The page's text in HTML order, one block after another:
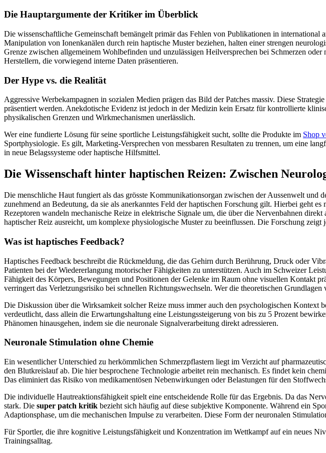
Die Hauptargumente der Kritiker im Überblick
Die wissenschaftliche Gemeinschaft bemängelt primär das Fehlen von Publikationen in
Manipulation von Ionenkanälen durch rein haptische Muster beziehen, halten einer strengen
Grenze zwischen allgemeinem Wohlbefinden und unzulässigen Heilversprechen bei Schmerzen
Herstellern, die vorwiegend interne Daten präsentieren.
Der Hype vs. die Realität
Aggressive Werbekampagnen in sozialen Medien prägen das Bild der Patches massiv. Diese
präsentiert werden. Anekdotische Evidenz ist jedoch in der Medizin kein Ersatz für kontrollierte
physikalischen Grenzen und Wirkmechanismen unerlässlich.
Wer eine fundierte Lösung für seine sportliche Leistungsfähigkeit sucht, sollte die Produkte im Shop
Sportphysiologie. Es gilt, Marketing-Versprechen von messbaren Resultaten zu trennen, um eine
in neue Belagssysteme oder haptische Hilfsmittel.
Die Wissenschaft hinter haptischen Reizen: Zwischen
Die menschliche Haut fungiert als das grösste Kommunikationsorgan zwischen der Aussenwelt
zunehmend an Bedeutung, da sie als anerkanntes Feld der haptischen Forschung gilt. Hierbei geht
Rezeptoren wandeln mechanische Reize in elektrische Signale um, die über die Nervenbahnen
haptischer Reiz ausreicht, um komplexe physiologische Muster zu beeinflussen. Die Forschung
Was ist haptisches Feedback?
Haptisches Feedback beschreibt die Rückmeldung, die das Gehirn durch Berührung, Druck oder
Patienten bei der Wiedererlangung motorischer Fähigkeiten zu unterstützen. Auch im Schweizer
Fähigkeit des Körpers, Bewegungen und Positionen der Gelenke im Raum ohne visuellen Kontakt
verringert das Verletzungsrisiko bei schnellen Richtungswechseln. Wer die theoretischen
Die Diskussion über die Wirksamkeit solcher Reize muss immer auch den psychologischen Kontext
verdeutlicht, dass allein die Erwartungshaltung eine Leistungssteigerung von bis zu 5 Prozent
Phänomen hinausgehen, indem sie die neuronale Signalverarbeitung direkt adressieren.
Neuronale Stimulation ohne Chemie
Ein wesentlicher Unterschied zu herkömmlichen Schmerzpflastern liegt im Verzicht auf
den Blutkreislauf ab. Die hier besprochene Technologie arbeitet rein mechanisch. Es findet kein
Das eliminiert das Risiko von medikamentösen Nebenwirkungen oder Belastungen für den
Die individuelle Hautreaktionsfähigkeit spielt eine entscheidende Rolle für das Ergebnis. Da das
stark. Die super patch kritik bezieht sich häufig auf diese subjektive Komponente. Während ein
Adaptionsphase, um die mechanischen Impulse zu verarbeiten. Diese Form der neuronalen
Für Sportler, die ihre kognitive Leistungsfähigkeit und Konzentration im Wettkampf auf ein neues
Trainingsalltag.